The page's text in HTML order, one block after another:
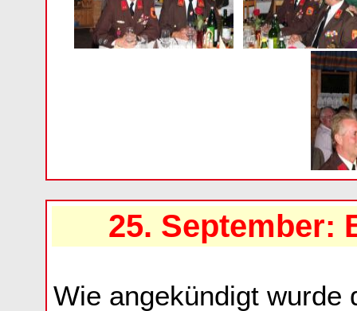
25. September:
Wie angekündigt wurde